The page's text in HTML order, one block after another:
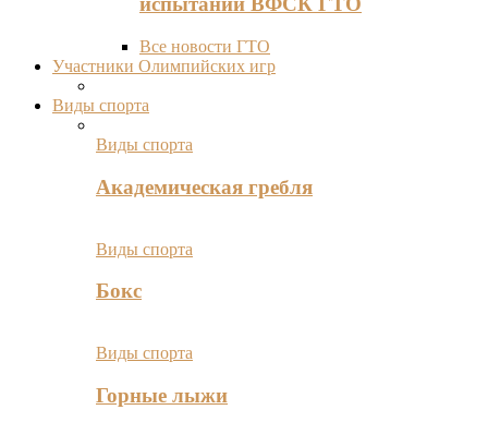
Все новости ГТО
Участники Олимпийских игр
Виды спорта
Виды спорта
Академическая гребля
Виды спорта
Бокс
Виды спорта
Горные лыжи